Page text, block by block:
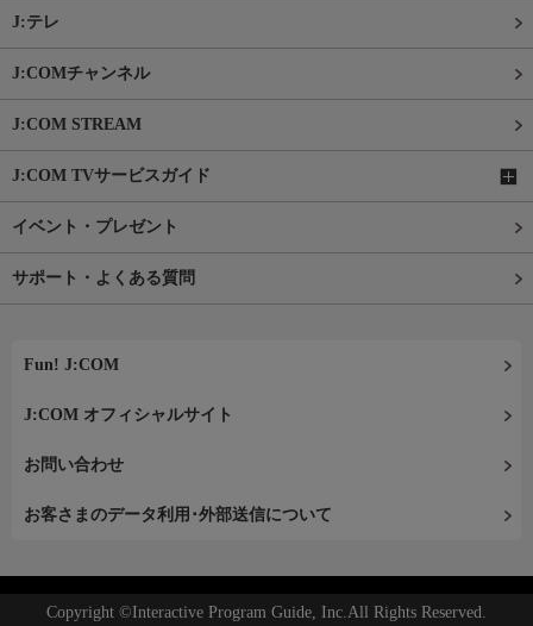
J:テレ
J:COMチャンネル
J:COM STREAM
J:COM TVサービスガイド
イベント・プレゼント
サポート・よくある質問
Fun! J:COM
J:COM オフィシャルサイト
お問い合わせ
お客さまのデータ利用･外部送信について
Copyright ©Interactive Program Guide, Inc.All Rights Reserved.